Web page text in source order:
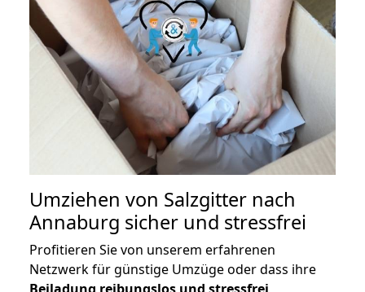
Umziehen von Salzgitter nach
Annaburg sicher und stressfrei
Profitieren Sie von unserem erfahrenen
Netzwerk für günstige Umzüge oder dass ihre